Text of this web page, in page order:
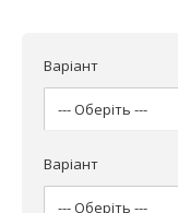
Варіант
Варіант